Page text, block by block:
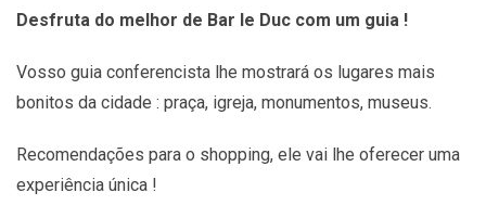
Desfruta do melhor de Bar le Duc com um guia !
Vosso guia conferencista lhe mostrará os lugares mais
bonitos da cidade : praça, igreja, monumentos, museus.
Recomendações para o shopping, ele vai lhe oferecer uma
experiência única !